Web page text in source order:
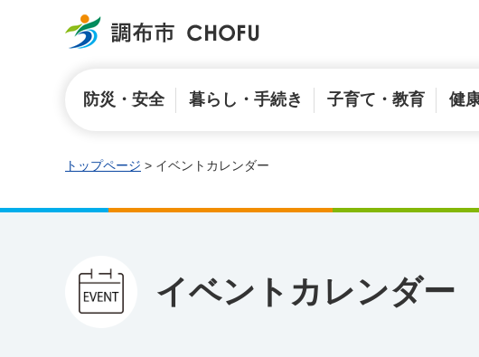
調布市
防災・安全 暮らし・手続き 子育て・教育 健
トップページ > イベントカレンダー
イベントカレンダー